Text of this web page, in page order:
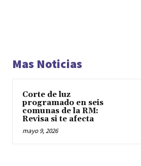
Mas Noticias
Corte de luz
programado en seis
comunas de la RM:
Revisa si te afecta
mayo 9, 2026